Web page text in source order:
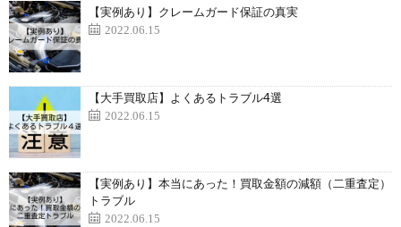
【実例あり】クレームガード保証の真実
2022.06.15
【大手買取店】よくあるトラブル4選
2022.06.15
【実例あり】本当にあった！買取金額の減額（二重査定）
トラブル
2022.06.15